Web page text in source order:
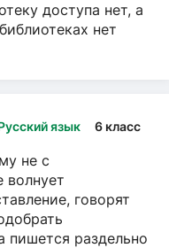
доступа нет, а
нет
язык 6 класс
не с
волнует
говорят
пишется раздельно